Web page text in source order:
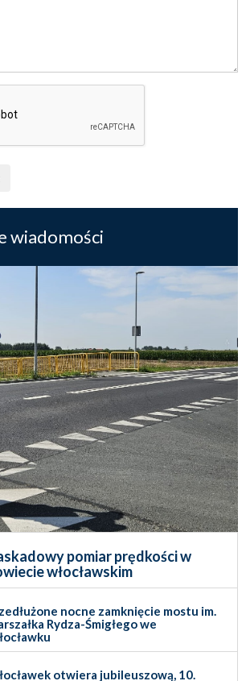
wiadomości
pomiar prędkości w
włocławskim
nocne zamknięcie mostu im.
Rydza-Śmigłego we
otwiera jubileuszową, 10.